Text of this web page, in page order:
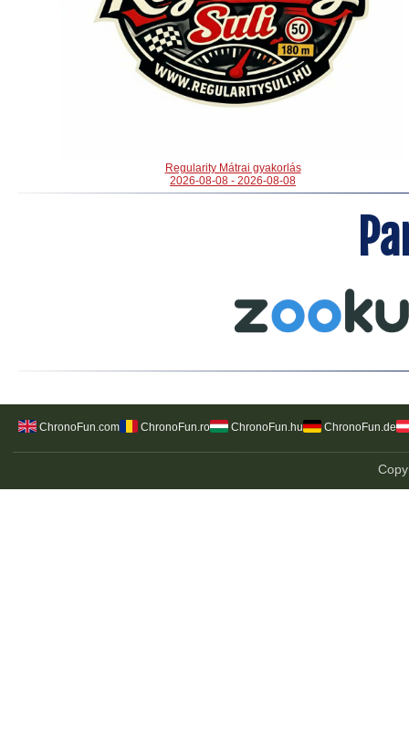
Regularity Mátrai gyakorlás
2026-08-08 - 2026-08-08
ChronoFun.com ChronoFun.ro ChronoFun.hu ChronoFun.de